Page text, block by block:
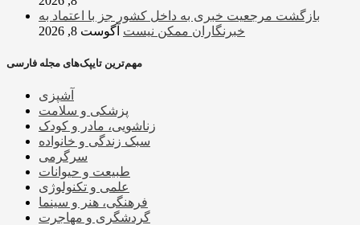
بازگشت مرجعیت خبری به داخل کشور جز با اعتماد به
خبرنگاران ممکن نیست آگوست 8, 2026
مهم‌ترین تایپک‌های مجله فارسی
آشپزی
پزشکی و سلامت
زناشویی، مادر و کودک
سبک زندگی و خانواده
سرگرمی
طبیعت و حیوانات
علمی و تکنولوژی
فرهنگی، هنر و سینما
گردشگری و مهاجرت